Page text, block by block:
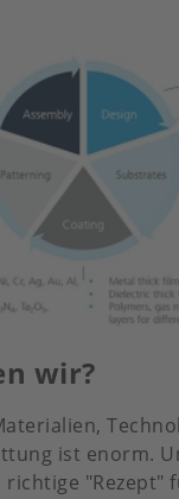
wir?
ist enorm.
richtige "Rezept"